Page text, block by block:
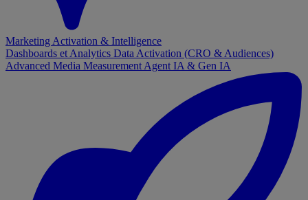
Marketing Activation & Intelligence
Dashboards et Analytics Data Activation (CRO & Audiences)
Advanced Media Measurement Agent IA & Gen IA